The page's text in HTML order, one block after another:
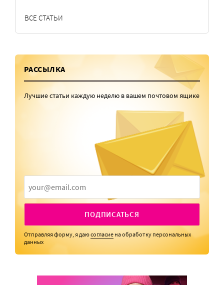
ВСЕ СТАТЬИ
РАССЫЛКА
Лучшие статьи каждую неделю в вашем почтовом ящике
ПОДПИСАТЬСЯ
Отправляя форму, я даюсогласие на обработку персональных
данных